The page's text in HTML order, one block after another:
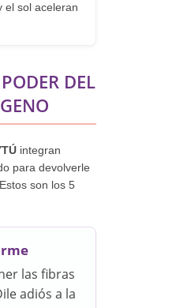
el sol aceleran
DEL
integran
para devolverle
son los 5
las fibras
adiós a la